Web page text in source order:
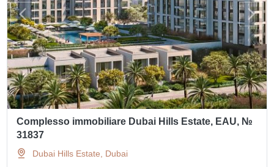
Complesso immobiliare Dubai Hills Estate, EAU, №
31837
Dubai Hills Estate, Dubai